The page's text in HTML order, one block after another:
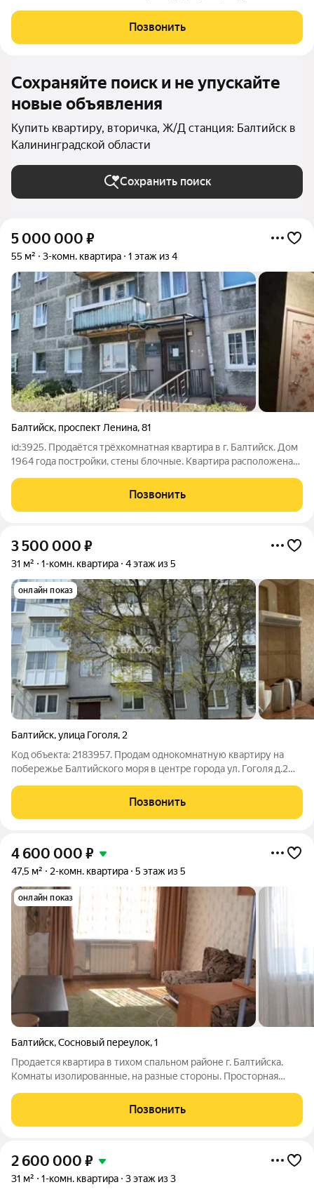
ждет именно Вас. Продается ТЕПЛАЯ 2-х комнатная квартира в
г. Балтийске по ул. Ушакова дом 27. КВАРТИРА: - общая
Позвонить
Сохраняйте поиск и не упускайте
новые объявления
Купить квартиру, вторичка, Ж/Д станция: Балтийск в
Калининградской области
Сохранить поиск
5 000 000 ₽
55 м² 3-комн. квартира 1 этаж из 4
Балтийск, проспект Ленина,81
id:3925. Продаётся трёхкомнатная квартира в г. Балтийск. Дом
1964 года постройки, стены блочные. Квартира расположена
улицу и двор. В квартире требуется ремонт, но это отличная
возможность
Позвонить
3 500 000 ₽
31 м² 1-комн. квартира 4 этаж из 5
онлайн показ
Балтийск,улица Гоголя, 2
Код объекта: 2183957. Продам однокомнатную квартиру на
побережье Балтийского моря в центре города ул. Гоголя д.2
минутах пешком через сосновый бор. Развитая
инфраструктура района, все
Позвонить
4 600 000 ₽
47,5 м² 2-комн. квартира 5 этаж из 5
онлайн показ
Балтийск,Сосновый переулок,1
Продается квартира в тихом спальном районе г. Балтийска.
Комнаты изолированные, на разные стороны. Просторная
мебели останутся кухня и вместительные шкафы. Останется
приобрести спальные места и
Позвонить
2 600 000 ₽
31 м² 1-комн. квартира 3 этаж из 3